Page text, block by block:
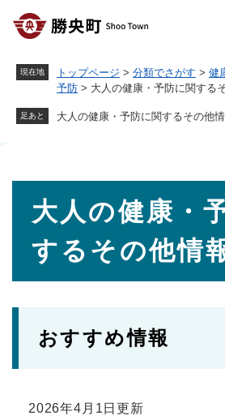
現在地 トップページ > 分類でさがす > 健
予防 > 大人の健康・予防に関する
足あと 大人の健康・予防に関するその他
大人の健康・
するその他情
おすすめ情報
2026年4月1日更新